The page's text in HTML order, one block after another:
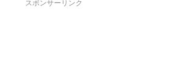
スポンサーリンク